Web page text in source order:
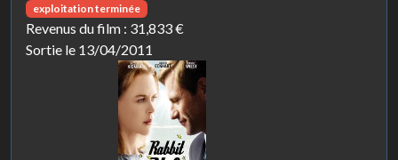
exploitation terminée
Revenus du film : 31,833 €
Sortie le 13/04/2011